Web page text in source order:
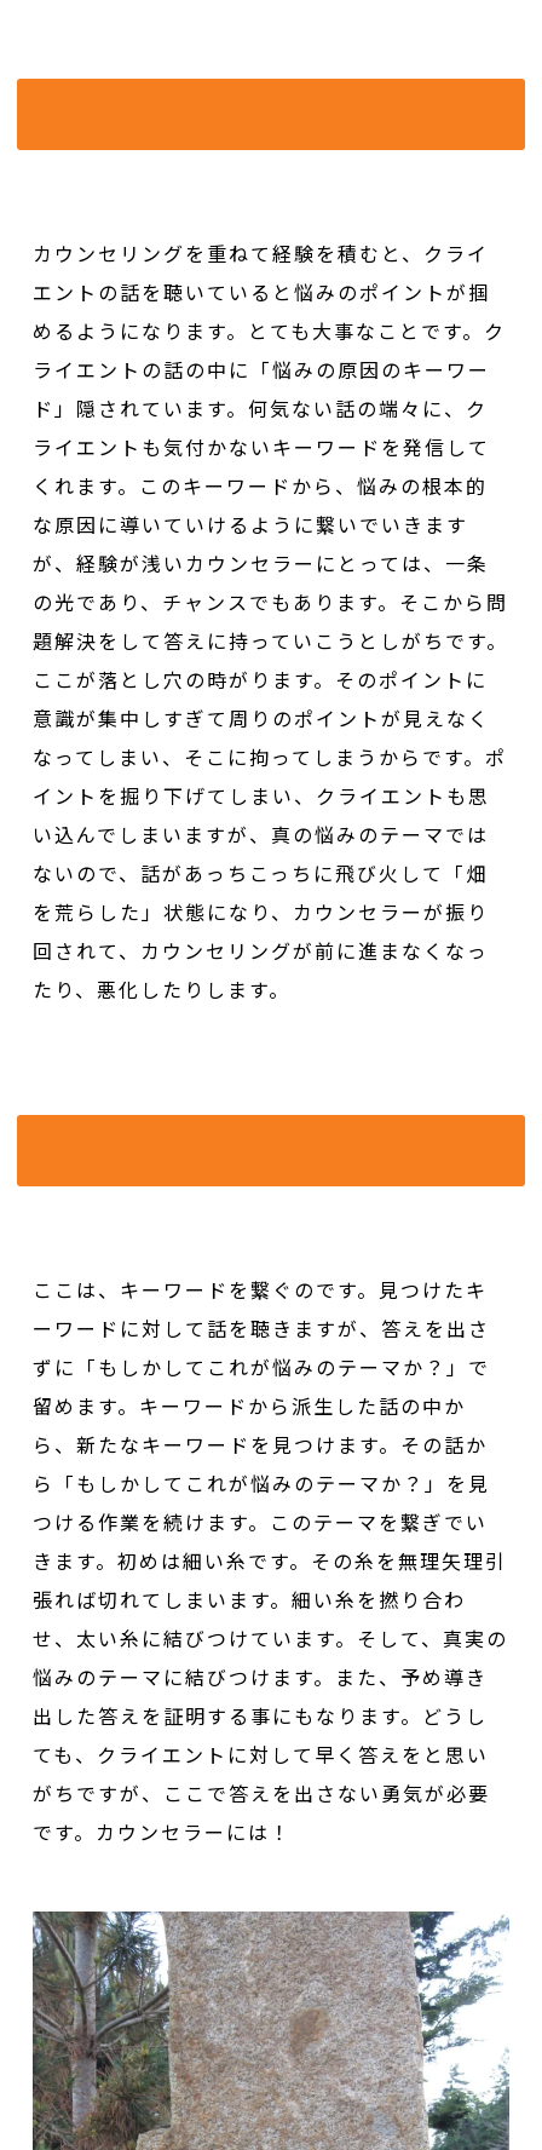
カウンセリングを重ねて経験を積むと、クライ
エントの話を聴いていると悩みのポイントが掴
めるようになります。とても大事なことです。ク
ライエントの話の中に「悩みの原因のキーワー
ド」隠されています。何気ない話の端々に、ク
ライエントも気付かないキーワードを発信して
くれます。このキーワードから、悩みの根本的
な原因に導いていけるように繋いでいきます
が、経験が浅いカウンセラーにとっては、一条
の光であり、チャンスでもあります。そこから問
題解決をして答えに持っていこうとしがちです。
ここが落とし穴の時がります。そのポイントに
意識が集中しすぎて周りのポイントが見えなく
なってしまい、そこに拘ってしまうからです。ポ
イントを掘り下げてしまい、クライエントも思
い込んでしまいますが、真の悩みのテーマでは
ないので、話があっちこっちに飛び火して「畑
を荒らした」状態になり、カウンセラーが振り
回されて、カウンセリングが前に進まなくなっ
たり、悪化したりします。
ここは、キーワードを繋ぐのです。見つけたキ
ーワードに対して話を聴きますが、答えを出さ
ずに「もしかしてこれが悩みのテーマか？」で
留めます。キーワードから派生した話の中か
ら、新たなキーワードを見つけます。その話か
ら「もしかしてこれが悩みのテーマか？」を見
つける作業を続けます。このテーマを繋ぎでい
きます。初めは細い糸です。その糸を無理矢理引
張れば切れてしまいます。細い糸を撚り合わ
せ、太い糸に結びつけています。そして、真実の
悩みのテーマに結びつけます。また、予め導き
出した答えを証明する事にもなります。どうし
ても、クライエントに対して早く答えをと思い
がちですが、ここで答えを出さない勇気が必要
です。カウンセラーには！